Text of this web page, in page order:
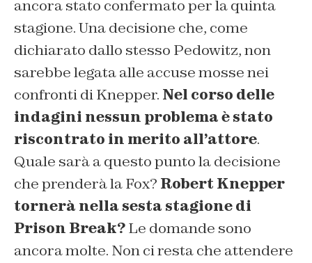
ancora stato confermato per la quinta
stagione. Una decisione che, come
dichiarato dallo stesso Pedowitz, non
sarebbe legata alle accuse mosse nei
confronti di Knepper. Nel corso delle
indagini nessun problema è stato
riscontrato in merito all’attore.
Quale sarà a questo punto la decisione
che prenderà la Fox? Robert Knepper
tornerà nella sesta stagione di
Prison Break?Le domande sono
ancora molte. Non ci resta che attendere